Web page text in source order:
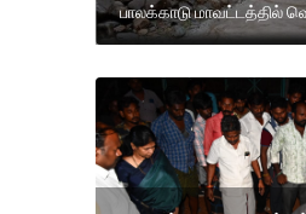
பாலக்காடு மாவட்டத்தில்